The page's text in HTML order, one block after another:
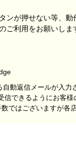
が押せない等、
ご利用をお願いし
動返信メールが入力
信できるようにお客
ではございますが各